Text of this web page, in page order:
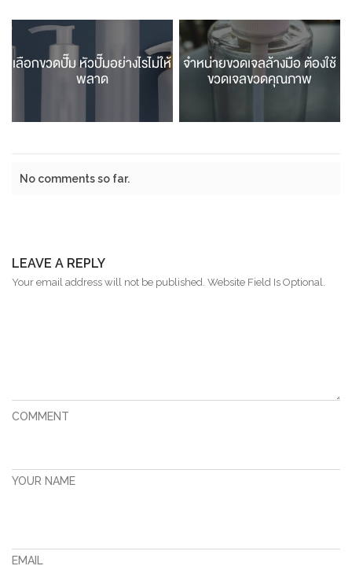
จำหน่ายขวดเจลล้างมือ ต้องใช้
ขวดเจลขวดคุณภาพ
เลือกขวดปั๊ม หัวปั๊มอย่างไรไม่ให้
พลาด
No comments so far.
LEAVE A REPLY
Your email address will not be published. Website Field Is Optional.
COMMENT
YOUR NAME
EMAIL